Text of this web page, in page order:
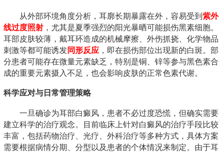
从外部环境角度分析，耳廓长期暴露在外，容易受到 紫外
线过度照射 ，尤其是夏季强烈的阳光暴晒可能损伤黑素细胞。
耳部皮肤较薄，戴耳环造成的机械摩擦、外伤抓挠、化学物品
刺激等都可能诱发同形反应 ，即在损伤部位出现新的白斑。部
分患者可能存在微量元素缺乏，特别是铜、锌等参与黑色素合
成的重要元素摄入不足，也会影响皮肤的正常色素代谢。
科学应对与日常管理策略
一旦确诊为耳部白癜风，患者不必过度恐慌，但确实需要
建立科学的治疗观念。目前临床上针对白癜风的治疗手段比较
丰富，包括药物治疗、光疗、外科治疗等多种方式，具体方案
需要根据病情分期、分型以及患者的个体情况来制定。由于耳